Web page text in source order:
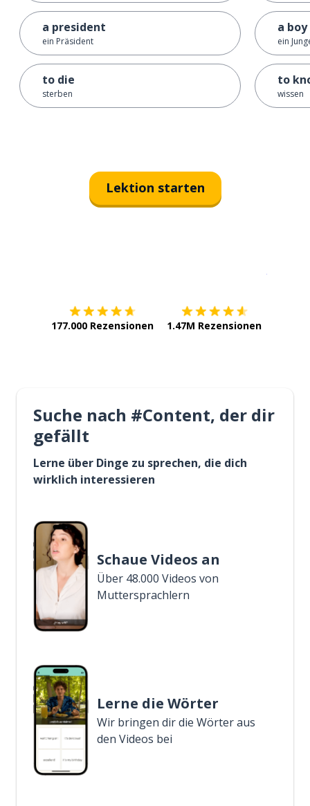
a president
ein Präsident
to die
sterben
a boy
ein
to
wissen
Lektion starten
177.000 Rezensionen 1.47M Rezensionen
Suche nach #Content, der dir
gefällt
Lerne über Dinge zu sprechen, die dich
wirklich interessieren
Schaue Videos an
Über 48.000 Videos von
Muttersprachlern
Lerne die Wörter
Wir bringen dir die Wörter aus
den Videos bei